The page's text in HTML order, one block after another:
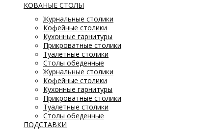
КОВАНЫЕ СТОЛЫ
Журнальные столики
Кофейные столики
Кухонные гарнитуры
Прикроватные столики
Туалетные столики
Столы обеденные
Журнальные столики
Кофейные столики
Кухонные гарнитуры
Прикроватные столики
Туалетные столики
Столы обеденные
ПОДСТАВКИ